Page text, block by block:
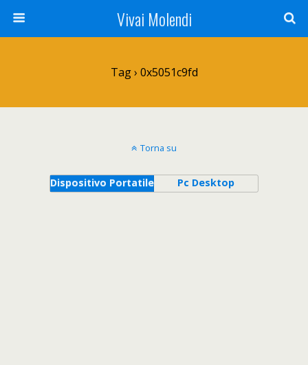
Vivai Molendi
Tag › 0x5051c9fd
Torna su
Dispositivo Portatile Pc Desktop